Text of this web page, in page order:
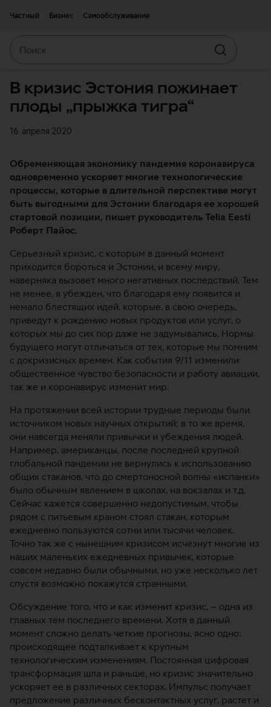
Частный
Бизнес Самообслуживание
Искать
В кризис Эстония пожинает
плоды „прыжка тигра“
16. апреля 2020
Обременяющая экономику пандемия коронавируса
одновременно ускоряет многие технологические
процессы, которые в длительной перспективе могут
быть выгодными для Эстонии благодаря ее хорошей
стартовой позиции, пишет руководитель Telia Eesti
Роберт Пайос.
Серьезный кризис, с которым в данный момент
приходится бороться и Эстонии, и всему миру,
наверняка вызовет много негативных последствий. Тем
не менее, я убежден, что благодаря ему появится и
немало блестящих идей, которые, в свою очередь,
приведут к рождению новых продуктов или услуг, о
которых мы до сих пор даже не задумывались. Нормы
будущего могут отличаться от тех, которые мы помним
с докризисных времен. Как события 9/11 изменили
общественное чувство безопасности и работу авиации,
так же и коронавирус изменит мир.
На протяжении всей истории трудные периоды были
источником новых научных открытий; в то же время,
они навсегда меняли привычки и убеждения людей.
Например, американцы, после последней крупной
глобальной пандемии не вернулись к использованию
общих стаканов, что до смертоносной волны «испанки»
было обычным явлением в школах, на вокзалах и т.д.
Сейчас кажется совершенно недопустимым, чтобы
рядом с питьевым краном стоял стакан, которым
ежедневно пользуются сотни или тысячи человек.
Точно так же с нынешним кризисом исчезнут многие из
наших маленьких ежедневных привычек, которые
совсем недавно были обычными, но уже несколько лет
спустя возможно покажутся странными.
Обсуждение того, что и как изменит кризис, – одна из
главных тем последнего времени. Хотя в данный
момент сложно делать четкие прогнозы, ясно одно:
происходящее подталкивает к крупным
технологическим изменениям. Постоянная цифровая
трансформация шла и раньше, но кризис значительно
ускоряет ее в различных секторах. Импульс получает
предложение различных бесконтактных услуг, растет и